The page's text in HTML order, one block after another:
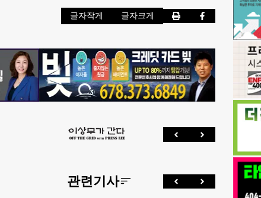
글자작게 글자크게
관련기사